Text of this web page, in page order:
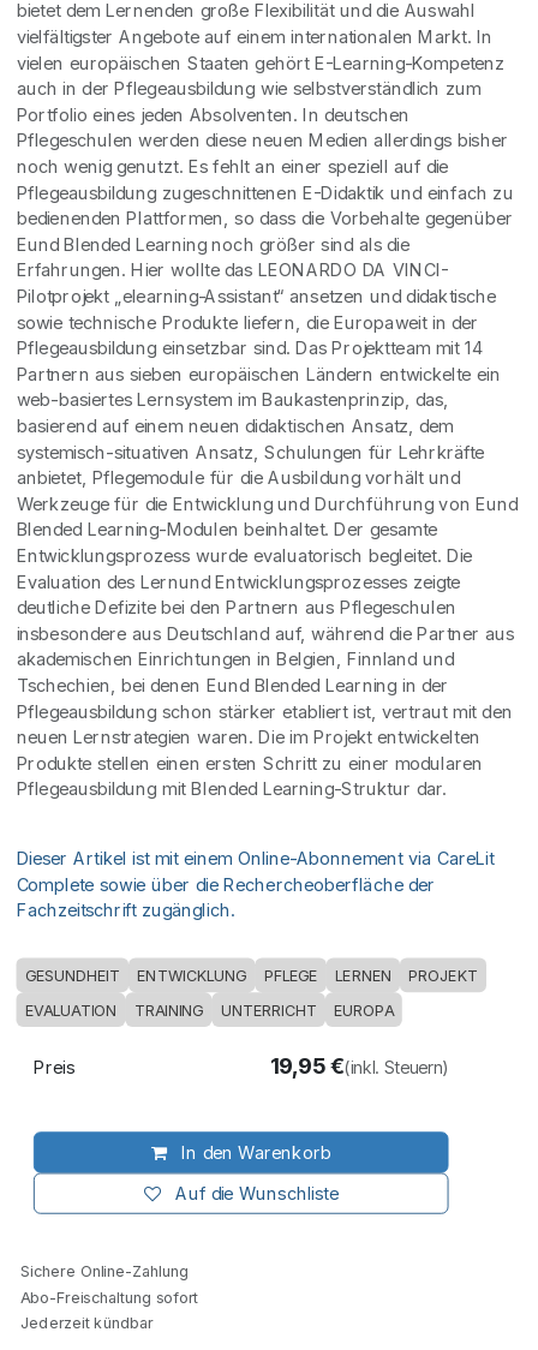
bietet dem Lernenden große Flexibilität und die Auswahl
vielfältigster Angebote auf einem internationalen Markt. In
vielen europäischen Staaten gehört E-Learning-Kompetenz
auch in der Pflegeausbildung wie selbstverständlich zum
Portfolio eines jeden Absolventen. In deutschen
Pflegeschulen werden diese neuen Medien allerdings bisher
noch wenig genutzt. Es fehlt an einer speziell auf die
Pflegeausbildung zugeschnittenen E-Didaktik und einfach zu
bedienenden Plattformen, so dass die Vorbehalte gegenüber
Eund Blended Learning noch größer sind als die
Erfahrungen. Hier wollte das LEONARDO DA VINCI-
Pilotprojekt „elearning-Assistant“ ansetzen und didaktische
sowie technische Produkte liefern, die Europaweit in der
Pflegeausbildung einsetzbar sind. Das Projektteam mit 14
Partnern aus sieben europäischen Ländern entwickelte ein
web-basiertes Lernsystem im Baukastenprinzip, das,
basierend auf einem neuen didaktischen Ansatz, dem
systemisch-situativen Ansatz, Schulungen für Lehrkräfte
anbietet, Pflegemodule für die Ausbildung vorhält und
Werkzeuge für die Entwicklung und Durchführung von Eund
Blended Learning-Modulen beinhaltet. Der gesamte
Entwicklungsprozess wurde evaluatorisch begleitet. Die
Evaluation des Lernund Entwicklungsprozesses zeigte
deutliche Defizite bei den Partnern aus Pflegeschulen
insbesondere aus Deutschland auf, während die Partner aus
akademischen Einrichtungen in Belgien, Finnland und
Tschechien, bei denen Eund Blended Learning in der
Pflegeausbildung schon stärker etabliert ist, vertraut mit den
neuen Lernstrategien waren. Die im Projekt entwickelten
Produkte stellen einen ersten Schritt zu einer modularen
Pflegeausbildung mit Blended Learning-Struktur dar.
Dieser Artikel ist mit einem Online-Abonnement via CareLit
Complete sowie über die Rechercheoberfläche der
Fachzeitschrift zugänglich.
GESUNDHEIT ENTWICKLUNG PFLEGE LERNEN PROJEKT
EVALUATION TRAINING UNTERRICHT EUROPA
In den Warenkorb
Auf die Wunschliste
Preis 19,95€(inkl. Steuern)
Sichere Online-Zahlung
Abo-Freischaltung sofort
Jederzeit kündbar